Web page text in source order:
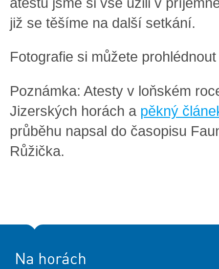
již se těšíme na další setkání.
Fotografie si můžete
Poznámka: Atesty v loňském
Jizerských horách a pěkný
průběhu napsal do časopisu
Růžička.
Na horách